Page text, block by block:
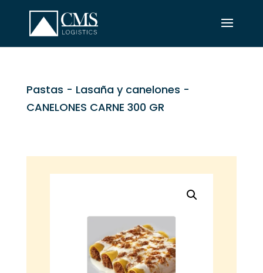
Pastas - Lasaña y canelones -
CANELONES CARNE 300 GR